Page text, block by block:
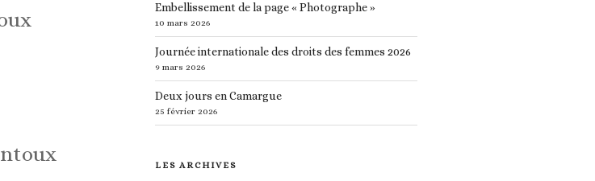
Embellissement de la page « Photographe »
10 mars 2026
Journée internationale des droits des femmes 2026
9 mars 2026
Deux jours en Camargue
25 février 2026
LES ARCHIVES